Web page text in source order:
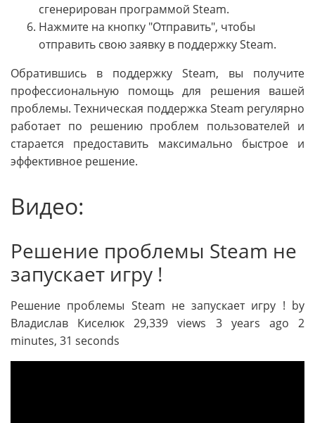
сгенерирован программой Steam.
Нажмите на кнопку "Отправить", чтобы
отправить свою заявку в поддержку Steam.
Обратившись в поддержку Steam, вы получите
профессиональную помощь для решения вашей
проблемы. Техническая поддержка Steam регулярно
работает по решению проблем пользователей и
старается предоставить максимально быстрое и
эффективное решение.
Видео:
Решение проблемы Steam не
запускает игру !
Решение проблемы Steam не запускает игру ! by
Владислав Киселюк 29,339 views 3 years ago 2
minutes, 31 seconds